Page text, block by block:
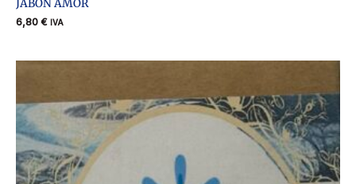
JABON AMOR
6,80 € IVA